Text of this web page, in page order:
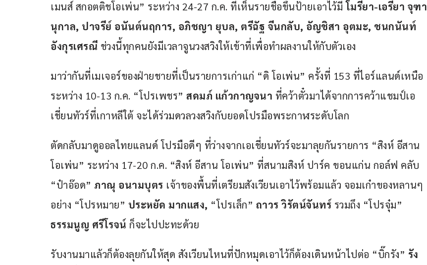
เมนส์ สกอตติชโอเพ่น” ระหว่าง 24-27 ก.ค. ที่เห็นรายชื่อขึ้นป้ายเอาไว้มี โมรียา-เอรียา จุฑา
นุกาล, ปาจรีย์ อนันต์นฤการ, อภิชญา ยุบล, ตรีฉัฐ จีนกลับ, อัญชิสา อุตมะ, ชนกนันท์
อังกุรเศรณี ช่วงนี้ทุกคนยังมีเวลาจูนวงสวิงให้เข้าที่เพื่อทำผลงานให้กับตัวเอง
มาว่ากันที่เมเจอร์ของฝ่ายชายที่เป็นรายการเก่าแก่ “ดิ โอเพ่น” ครั้งที่ 153 ที่ไอร์แลนด์เหนือ
ระหว่าง 10-13 ก.ค. “โปรเพชร” สดมภ์ แก้วกาญจนา ที่คว้าตั๋วมาได้จากการคว้าแชมป์เอ
เชี่ยนทัวร์ที่เกาหลีใต้ จะได้ร่วมดวลวงสวิงกับยอดโปรมือพระกาฬระดับโลก
ตัดกลับมาดูออลไทยแลนด์ โปรมือดีๆ ที่ว่างจากเอเชี่ยนทัวร์จะมาลุยกันรายการ “สิงห์ อีสาน
โอเพ่น” ระหว่าง 17-20 ก.ค. “สิงห์ อีสาน โอเพ่น” ที่สนามสิงห์ ปาร์ค ขอนแก่น กอล์ฟ คลับ
“ป๋าอ๊อด” ภาณุ อนามบุตร เจ้าของพื้นที่เตรียมสังเวียนเอาไว้พร้อมแล้ว จอมเก๋าของหลานๆ
อย่าง “โปรหมาย” ประหยัด มากแสง, “โปรเล็ก” ถาวร วิรัตน์จันทร์ รวมถึง “โปรจุ๋ม”
ธรรมนูญ ศรีโรจน์ ก็จะไปปะทะด้วย
รับงานมาแล้วก็ต้องลุยกันให้สุด สังเวียนไหนที่ปักหมุดเอาไว้ก็ต้องเดินหน้าไปต่อ “บิ๊กรัง” รัง